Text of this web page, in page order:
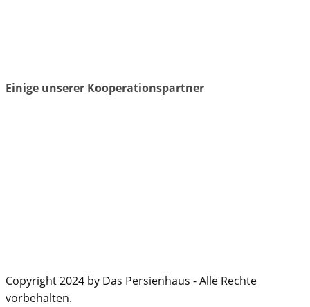
Einige unserer Kooperationspartner
Copyright 2024 by Das Persienhaus - Alle Rechte
vorbehalten.